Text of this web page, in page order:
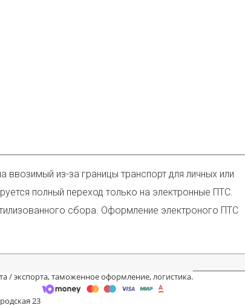
из-за границы транспорт для личных или
полный переход только на электронные ПТС.
сбора. Оформление электроного ПТС
/ экспорта, таможенное оформление, логистика.
23